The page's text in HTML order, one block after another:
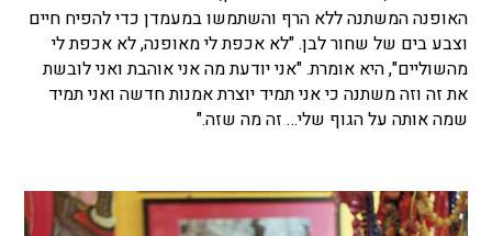
האופנה המשתנה ללא הרף והשתמשו במעמדן כדי להפיח חיים
וצבע בים של שחור לבן. "לא אכפת לי מאופנה, לא אכפת לי
מהשוליים", היא אומרת. "אני יודעת מה אני אוהבת ואני לובשת
את זה וזה משתנה כי אני תמיד יוצרת אמנות חדשה ואני תמיד
שמה אותה על הגוף שלי… זה מה שזה."